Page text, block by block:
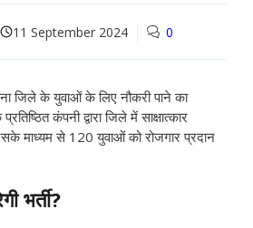
11 September 2024 0
जिले के युवाओं के लिए नौकरी पाने का
कंपनी द्वारा जिले में साक्षात्कार
माध्यम से 120 युवाओं को रोजगार प्रदान
भर्ती?